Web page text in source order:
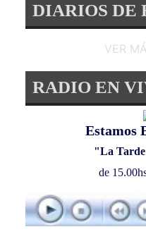
DIARIOS DE
VER
RADIO EN
Estamos
"La Tarde
de